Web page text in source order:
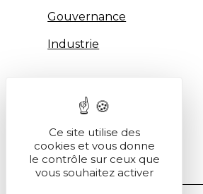
Gouvernance
Industrie
Ce site utilise des
cookies et vous donne
le contrôle sur ceux que
vous souhaitez activer